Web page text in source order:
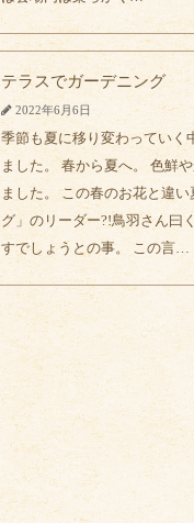
テラスでガーデニング
2022年6月6日
季節も夏に移り変わっていく
ました。 春から夏へ。 色鮮
ました。 この春のお花と違
グ」のリーダー?!鳥羽さん曰
すでしょうとの事。 この言…